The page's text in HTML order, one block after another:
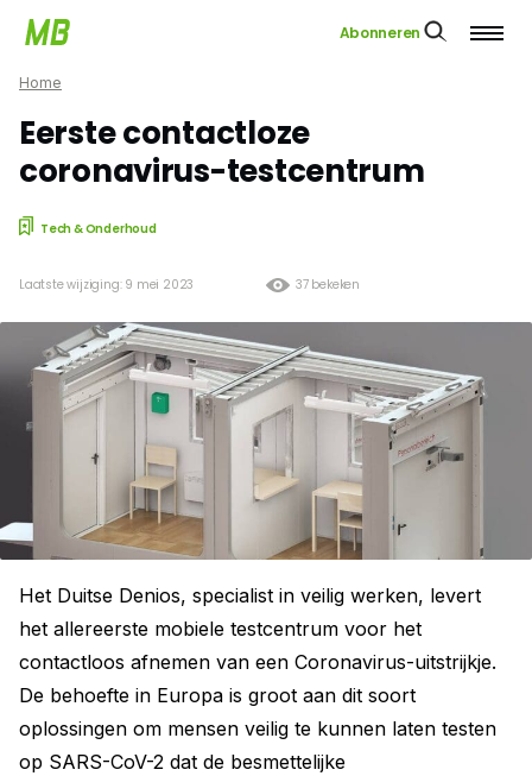
Abonneren
Home
Eerste contactloze
coronavirus-testcentrum
Tech & Onderhoud
37 bekeken
Laatste wijziging: 9 mei 2023
Het Duitse Denios, specialist in veilig werken, levert
het allereerste mobiele testcentrum voor het
contactloos afnemen van een Coronavirus-uitstrijkje.
De behoefte in Europa is groot aan dit soort
oplossingen om mensen veilig te kunnen laten testen
op SARS-CoV-2 dat de besmettelijke